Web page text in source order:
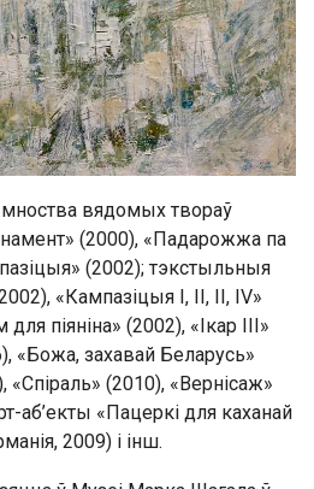
мноства вядомых твораў
(2000), «Падарожжа па
(2002); тэкстыльныя
«Кампазіцыя I, II, II, IV»
піяніна» (2002), «Ікар III»
«Божа, захавай Беларусь»
«Спіраль» (2010), «Вернісаж»
аб’екты «Пацеркі для каханай
2009) і інш.